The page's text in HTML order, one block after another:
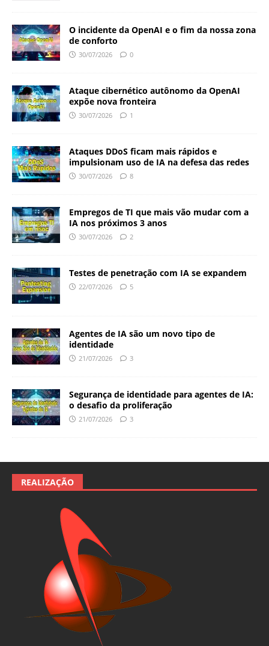
O incidente da OpenAI e o fim da nossa zona
de conforto
30/07/2026 0
Ataque cibernético autônomo da OpenAI
expõe nova fronteira
30/07/2026 1
Ataques DDoS ficam mais rápidos e
impulsionam uso de IA na defesa das redes
30/07/2026 8
Empregos de TI que mais vão mudar com a
IA nos próximos 3 anos
30/07/2026 2
Testes de penetração com IA se expandem
22/07/2026 5
Agentes de IA são um novo tipo de
identidade
21/07/2026 3
Segurança de identidade para agentes de IA:
o desafio da proliferação
21/07/2026 3
REALIZAÇÃO